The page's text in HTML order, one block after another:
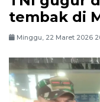
tembak di
Minggu, 22 Maret 2026